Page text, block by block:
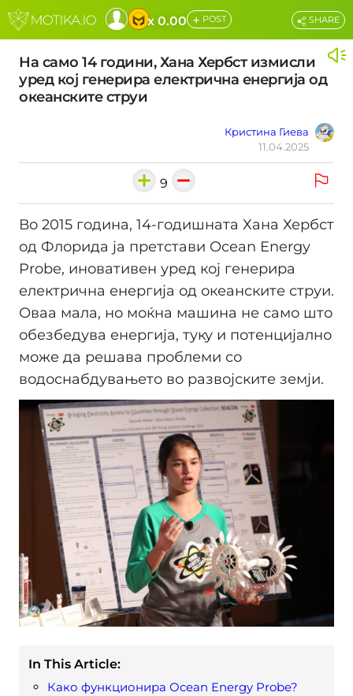
x 0.00 + POST
На само 14 години, Хана Хербст измисли
уред кој генерира електрична енергија од
океанските струи
Кристина Гиева
11.04.2025
SHARE
9
Во 2015 година, 14-годишната Хана Хербст
од Флорида ја претстави Ocean Energy
Probe, иновативен уред кој генерира
електрична енергија од океанските струи.
Оваа мала, но моќна машина не само што
обезбедува енергија, туку и потенцијално
може да решава проблеми со
водоснабдувањето во развојските земји.
In This Article:
Како функционира Ocean Energy Probe?